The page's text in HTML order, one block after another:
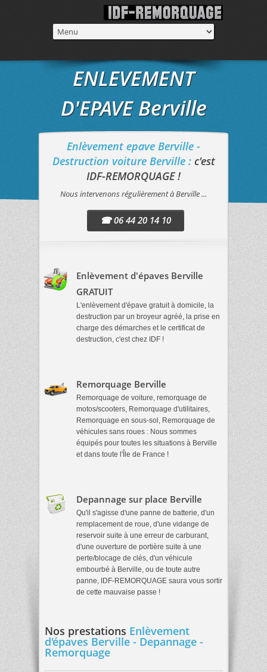
ENLEVEMENT
D'EPAVE Berville
Enlèvement epave Berville -
Destruction voiture Berville : c'est
IDF-REMORQUAGE !
Nous intervenons régulièrement à Berville ...
☎ 06 44 20 14 10
Enlèvement d'épaves Berville
GRATUIT
L'enlèvement d'épave gratuit à domicile, la
destruction par un broyeur agréé, la prise en
charge des démarches et le certificat de
destruction, c'est chez IDF !
Remorquage Berville
Remorquage de voiture, remorquage de
motos/scooters, Remorquage d'utilitaires,
Remorquage en sous-sol, Remorquage de
véhicules sans roues : Nous sommes
équipés pour toutes les situations à Berville
et dans toute l'Île de France !
Depannage sur place Berville
Qu'il s'agisse d'une panne de batterie, d'un
remplacement de roue, d'une vidange de
reservoir suite à une erreur de carburant,
d'une ouverture de portière suite à une
perte/blocage de clés, d'un véhicule
embourbé à Berville, ou de toute autre
panne, IDF-REMORQUAGE saura vous sortir
de cette mauvaise passe !
Nos prestations Enlèvement
d'épaves Berville - Depannage -
Remorquage